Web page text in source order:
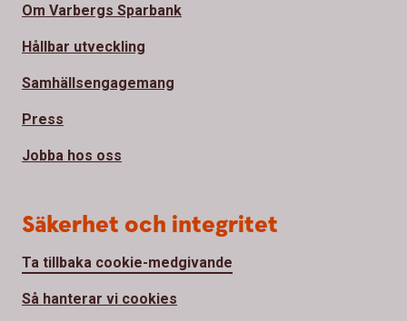
Om Varbergs Sparbank
Hållbar utveckling
Samhällsengagemang
Press
Jobba hos oss
Säkerhet och integritet
Ta tillbaka cookie-medgivande
Så hanterar vi cookies